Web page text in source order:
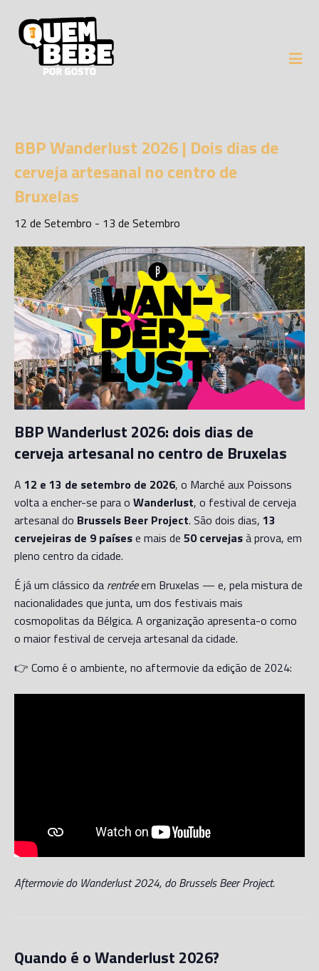
BBP Wanderlust 2026 | Dois dias de
cerveja artesanal no centro de
Bruxelas
12 de Setembro - 13 de Setembro
BBP Wanderlust 2026: dois dias de
cerveja artesanal no centro de Bruxelas
A 12 e 13 de setembro de 2026, o Marché aux Poissons
volta a encher-se para o Wanderlust, o festival de cerveja
artesanal do Brussels Beer Project. São dois dias, 13
cervejeiras de 9 paísese mais de 50 cervejasà prova, em
pleno centro da cidade.
É já um clássico da rentréeem Bruxelas — e, pela mistura de
nacionalidades que junta, um dos festivais mais
cosmopolitas da Bélgica. A organização apresenta-o como
o maior festival de cerveja artesanal da cidade.
👉 Como é o ambiente, no aftermovie da edição de 2024:
Aftermovie do Wanderlust 2024, do Brussels Beer Project.
Quando é o Wanderlust 2026?